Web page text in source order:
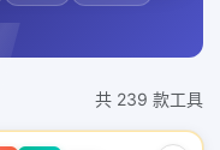
共 239 款工具